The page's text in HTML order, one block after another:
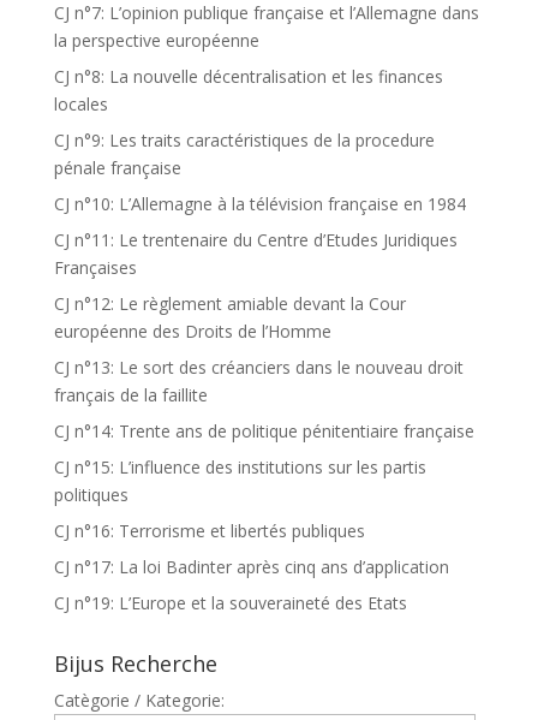
CJ n°7: L’opinion publique française et l’Allemagne dans
la perspective européenne
CJ n°8: La nouvelle décentralisation et les finances
locales
CJ n°9: Les traits caractéristiques de la procedure
pénale française
CJ n°10: L’Allemagne à la télévision française en 1984
CJ n°11: Le trentenaire du Centre d’Etudes Juridiques
Françaises
CJ n°12: Le règlement amiable devant la Cour
européenne des Droits de l’Homme
CJ n°13: Le sort des créanciers dans le nouveau droit
français de la faillite
CJ n°14: Trente ans de politique pénitentiaire française
CJ n°15: L’influence des institutions sur les partis
politiques
CJ n°16: Terrorisme et libertés publiques
CJ n°17: La loi Badinter après cinq ans d’application
CJ n°19: L’Europe et la souveraineté des Etats
Bijus Recherche
Catègorie / Kategorie: